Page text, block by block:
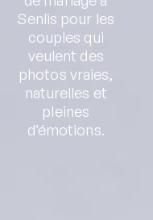
Senlis pour les
couples qui
veulent des
photos vraies,
naturelles et
pleines
d’émotions.